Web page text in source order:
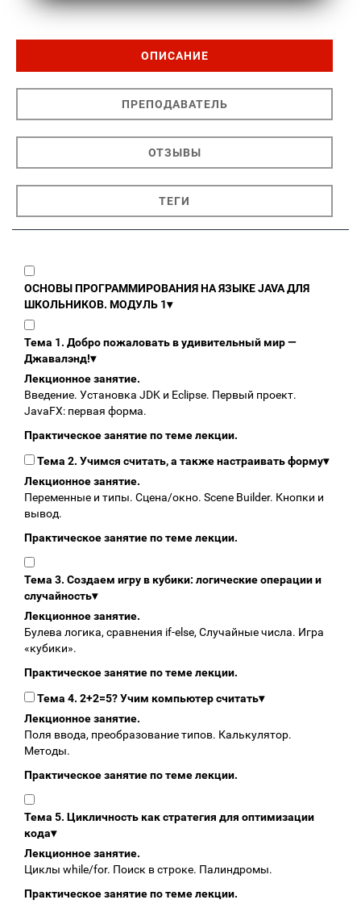
ОПИСАНИЕ
ПРЕПОДАВАТЕЛЬ
ОТЗЫВЫ
ТЕГИ
ОСНОВЫ ПРОГРАММИРОВАНИЯ НА ЯЗЫКЕ JAVA ДЛЯ
ШКОЛЬНИКОВ. МОДУЛЬ 1▾
Тема 1. Добро пожаловать в удивительный мир —
Джавалэнд!▾
Лекционное занятие.
Введение. Установка JDK и Eclipse. Первый проект.
JavaFX: первая форма.
Практическое занятие по теме лекции.
Тема 2. Учимся считать, а также настраивать форму▾
Лекционное занятие.
Переменные и типы. Сцена/окно. Scene Builder. Кнопки и
вывод.
Практическое занятие по теме лекции.
Тема 3. Создаем игру в кубики: логические операции и
случайность▾
Лекционное занятие.
Булева логика, сравнения if-else, Случайные числа. Игра
«кубики».
Практическое занятие по теме лекции.
Тема 4. 2+2=5? Учим компьютер считать▾
Лекционное занятие.
Поля ввода, преобразование типов. Калькулятор.
Методы.
Практическое занятие по теме лекции.
Тема 5. Цикличность как стратегия для оптимизации
кода▾
Лекционное занятие.
Циклы while/for. Поиск в строке. Палиндромы.
Практическое занятие по теме лекции.